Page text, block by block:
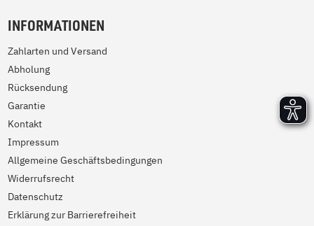
INFORMATIONEN
Zahlarten und Versand
Abholung
Rücksendung
Garantie
Kontakt
Impressum
Allgemeine Geschäftsbedingungen
Widerrufsrecht
Datenschutz
Erklärung zur Barrierefreiheit